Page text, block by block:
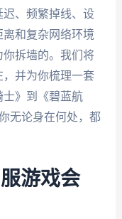
、频繁掉线、设
和复杂网络环境
拆墙的。我们将
并为你梳理一套
》到《碧蓝航
无论身在何处，都
游戏会